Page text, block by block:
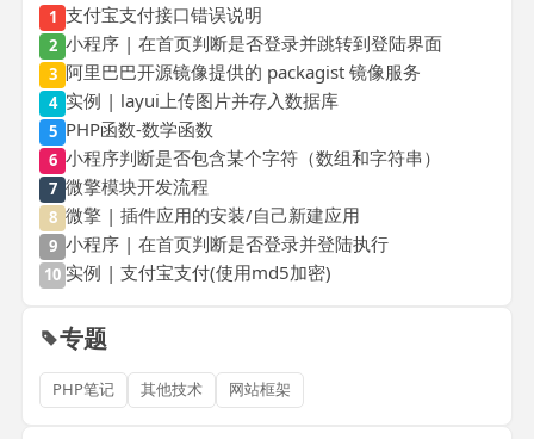
1 支付宝支付接口错误说明
2 小程序 | 在首页判断是否登录并跳转到登陆界面
3 阿里巴巴开源镜像提供的 packagist 镜像服务
4 实例 | layui上传图片并存入数据库
5 PHP函数-数学函数
6 小程序判断是否包含某个字符（数组和字符串）
7 微擎模块开发流程
8 微擎 | 插件应用的安装/自己新建应用
9 小程序 | 在首页判断是否登录并登陆执行
10 实例 | 支付宝支付(使用md5加密)
专题
PHP笔记 其他技术 网站框架